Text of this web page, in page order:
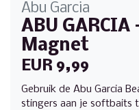
Abu Garcia
ABU
Magnet
EUR 9,99
Gebruik de Abu Garcia
stingers aan je softbaits